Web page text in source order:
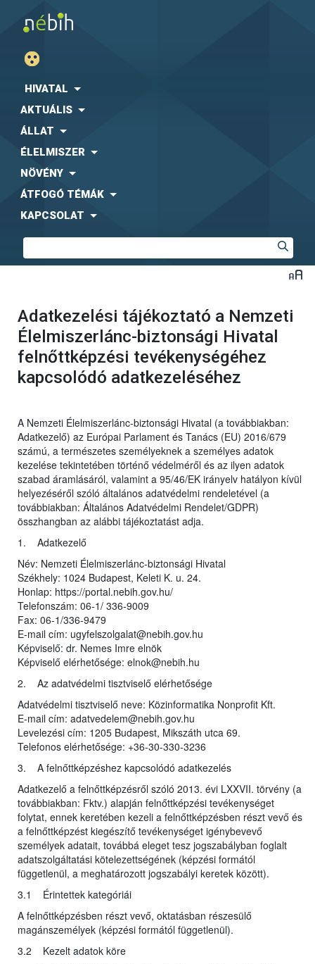
HIVATAL
AKTUÁLIS
ÁLLAT
ÉLELMISZER
NÖVÉNY
ÁTFOGÓ TÉMÁK
KAPCSOLAT
Adatkezelési tájékoztató a Nemzeti
Élelmiszerlánc-biztonsági Hivatal
felnőttképzési tevékenységéhez
kapcsolódó adatkezeléséhez
A Nemzeti Élelmiszerlánc-biztonsági Hivatal (a továbbiakban:
Adatkezelő) az Európai Parlament és Tanács (EU) 2016/679
számú, a természetes személyeknek a személyes adatok
kezelése tekintetében történő védelméről és az ilyen adatok
szabad áramlásáról, valamint a 95/46/EK irányelv hatályon kívül
helyezéséről szóló általános adatvédelmi rendeletével (a
továbbiakban: Általános Adatvédelmi Rendelet/GDPR)
összhangban az alábbi tájékoztatást adja.
1. Adatkezelő
Név: Nemzeti Élelmiszerlánc-biztonsági Hivatal
Székhely: 1024 Budapest, Keleti K. u. 24.
Honlap: https://portal.nebih.gov.hu/
Telefonszám: 06-1/ 336-9009
Fax: 06-1/336-9479
E-mail cím: ugyfelszolgalat@nebih.gov.hu
Képviselő: dr. Nemes Imre elnök
Képviselő elérhetősége: elnok@nebih.hu
2. Az adatvédelmi tisztviselő elérhetősége
Adatvédelmi tisztviselő neve: Közinformatika Nonprofit Kft.
E-mail cím: adatvedelem@nebih.gov.hu
Levelezési cím: 1205 Budapest, Mikszáth utca 69.
Telefonos elérhetősége: +36-30-330-3236
3. A felnőttképzéshez kapcsolódó adatkezelés
Adatkezelő a felnőttképzésről szóló 2013. évi LXXVII. törvény (a
továbbiakban: Fktv.) alapján felnőttképzési tevékenységet
folytat, ennek keretében kezeli a felnőttképzésben részt vevő és
a felnőttképzést kiegészítő tevékenységet igénybevevő
személyek adatait, továbbá eleget tesz jogszabályban foglalt
adatszolgáltatási kötelezettségének (képzési formától
függetlenül, a meghatározott jogszabályi keretek között).
3.1 Érintettek kategóriái
A felnőttképzésben részt vevő, oktatásban részesülő
magánszemélyek (képzési formától függetlenül).
3.2 Kezelt adatok köre